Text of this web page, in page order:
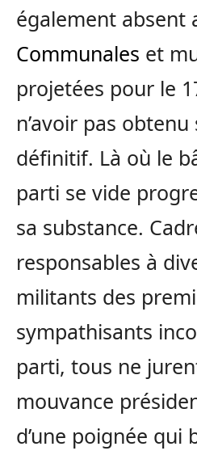
également absent
Communales et
projetées pour le
n’avoir pas
définitif. Là où le
parti se vide
sa substance.
responsables à
militants des
sympathisants
parti, tous ne
mouvance
d’une poignée qui